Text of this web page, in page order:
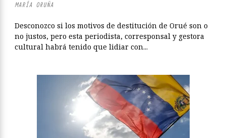
MARÍA ORUÑA
Desconozco si los motivos de destitución de Orué son o
no justos, pero esta periodista, corresponsal y gestora
cultural habrá tenido que lidiar con...